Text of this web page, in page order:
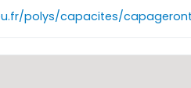
polys/capacites/